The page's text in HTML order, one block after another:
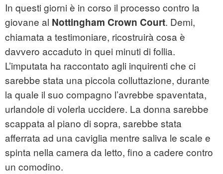
In questi giorni è in corso il processo contro la
giovane al Nottingham Crown Court. Demi,
chiamata a testimoniare, ricostruirà cosa è
davvero accaduto in quei minuti di follia.
L’imputata ha raccontato agli inquirenti che ci
sarebbe stata una piccola colluttazione, durante
la quale il suo compagno l’avrebbe spaventata,
urlandole di volerla uccidere. La donna sarebbe
scappata al piano di sopra, sarebbe stata
afferrata ad una caviglia mentre saliva le scale e
spinta nella camera da letto, fino a cadere contro
un comodino.